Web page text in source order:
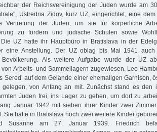
der Reichsvereinigung der Juden wurde am
Ustredna Zidov, kurz UZ, eingerichtet, eine dem
Vertretung der Juden, um sie für körperliche
zu fördern und jüdische Schulen sowie
Die UZ hatte ihr Hauptbüro in Bratislava in der
eine Anstellung. Der UZ oblag bis Mai 1941
Bevölkerung. Als weitere Aufgabe wurde der UZ
von Arbeits- und Sammellagern zugewiesen. Leo
Sered’ auf dem Gelände einer ehemaligen Garnison,
gelegen, von Anfang an mit. Zunächst stand es den
Juden frei, ins Lager zu gehen, um dort zu
Januar 1942 mit sieben ihrer Kinder zwei
Sie hatte in Bratislava noch zwei weitere Kinder
Susanne am 27. Januar 1939. Friedrich